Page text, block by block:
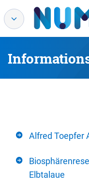
Alfred Toepfer
Elbtalaue